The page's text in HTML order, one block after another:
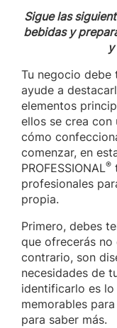
Sigue las
bebidas y
Tu negocio debe
ayude a
elementos
ellos se crea con
cómo
comenzar, en
PROFESSIONAL®
profesionales
propia.
Primero, debes
que ofrecerás no
contrario, son
necesidades de
identificarlo es
memorables
para saber más.